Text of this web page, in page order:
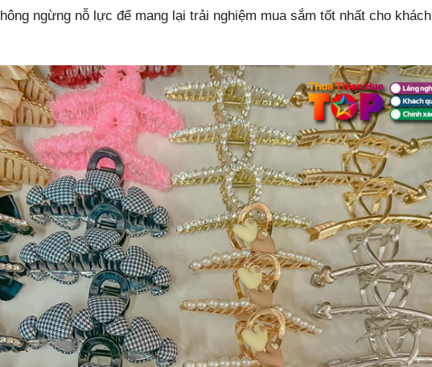
ngừng nỗ lực để mang lại trải nghiệm mua sắm tốt nhất cho khách